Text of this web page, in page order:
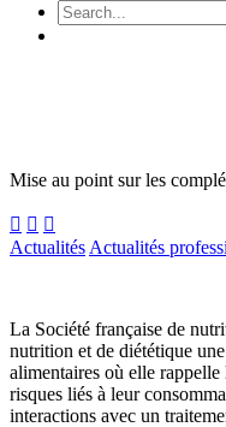
Mise au point sur les
  
Actualités Actualités
La Société française de
nutrition et de diététique
alimentaires où elle
risques liés à leur
interactions avec un